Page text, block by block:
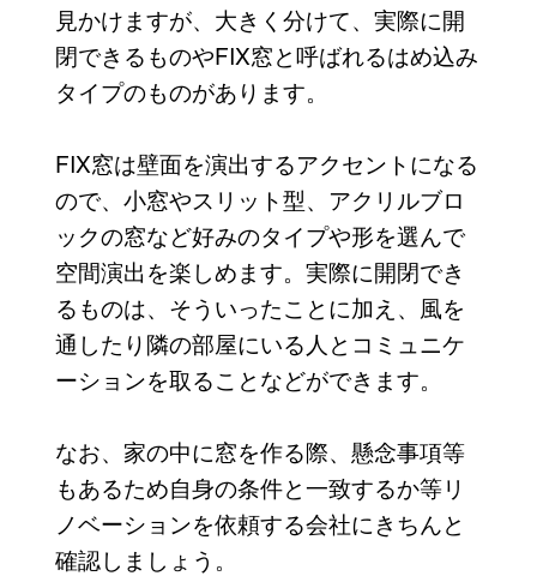
見かけますが、大きく分けて、実際に開
閉できるものやFIX窓と呼ばれるはめ込み
タイプのものがあります。
FIX窓は壁面を演出するアクセントになる
ので、小窓やスリット型、アクリルブロ
ックの窓など好みのタイプや形を選んで
空間演出を楽しめます。実際に開閉でき
るものは、そういったことに加え、風を
通したり隣の部屋にいる人とコミュニケ
ーションを取ることなどができます。
なお、家の中に窓を作る際、懸念事項等
もあるため自身の条件と一致するか等リ
ノベーションを依頼する会社にきちんと
確認しましょう。